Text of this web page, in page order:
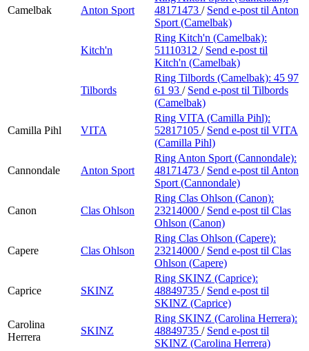
Camelbak Anton Sport
48171473 / Send e-post til Anton
Sport (Camelbak)
Kitch'n
Ring Kitch'n (Camelbak):
51110312 / Send e-post til
Kitch'n (Camelbak)
Tilbords
Ring Tilbords (Camelbak): 45 97
61 93 / Send e-post til Tilbords
(Camelbak)
Camilla Pihl VITA
Ring VITA (Camilla Pihl):
52817105 / Send e-post til VITA
(Camilla Pihl)
Cannondale Anton Sport
Ring Anton Sport (Cannondale):
48171473 / Send e-post til Anton
Sport (Cannondale)
Canon Clas Ohlson
Ring Clas Ohlson (Canon):
23214000 / Send e-post til Clas
Ohlson (Canon)
Capere Clas Ohlson
Ring Clas Ohlson (Capere):
23214000 / Send e-post til Clas
Ohlson (Capere)
Caprice SKINZ
Ring SKINZ (Caprice):
48849735 / Send e-post til
SKINZ (Caprice)
Carolina
Herrera
SKINZ
Ring SKINZ (Carolina Herrera):
48849735 / Send e-post til
SKINZ (Carolina Herrera)